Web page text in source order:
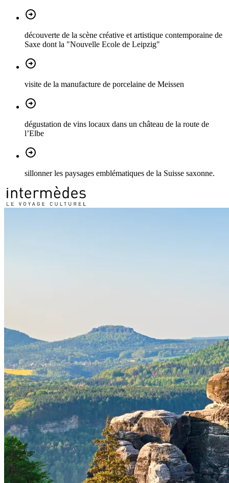
découverte de la scène créative et artistique contemporaine de
Saxe dont la "Nouvelle Ecole de Leipzig"
visite de la manufacture de porcelaine de Meissen
dégustation de vins locaux dans un château de la route de
l’Elbe
sillonner les paysages emblématiques de la Suisse saxonne.